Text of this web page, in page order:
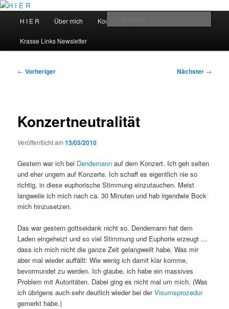
Zum
springenH I E R
H I E R Über mich Kontakt
Krasse Links Newsletter
Beitragsnavigation
← Vorheriger Nächster →
Konzertneutralität
Veröffentlicht am13/05/2010
Gestern war ich bei Dendemann auf dem Konzert. Ich geh selten
und eher ungern auf Konzerte. Ich schaff es eigentlich nie so
richtig, in diese euphorische Stimmung einzutauchen. Meist
langweile ich mich nach ca. 30 Minuten und hab irgendwie Bock
mich hinzusetzen.
Das war gestern gottseidank nicht so. Dendemann hat dem
Laden eingeheizt und so viel Stimmung und Euphorie erzeugt …
dass ich mich nicht die ganze Zeit gelangweilt habe. Was mir
aber mal wieder auffällt: Wie wenig ich damit klar komme,
bevormundet zu werden. Ich glaube, ich habe ein massives
Problem mit Autoritäten. Dabei ging es nicht mal um mich. (Was
ich übrigens auch sehr deutlich wieder bei derVisumsprozedur
gemerkt habe.)